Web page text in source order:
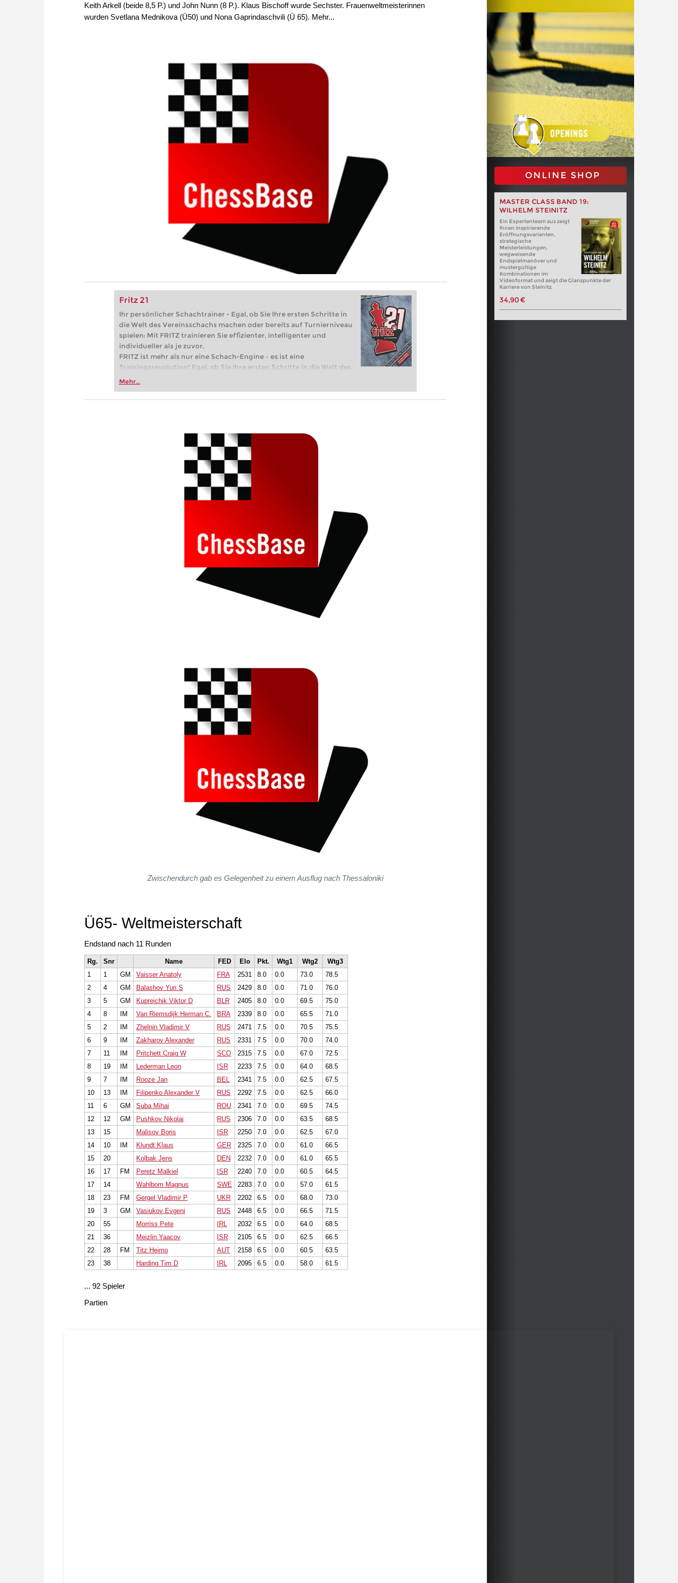
Keith Arkell (beide 8,5 P.) und John Nunn (8 P.). Klaus Bischoff wurde Sechster. Frauenweltmeisterinnen
wurden Svetlana Mednikova (Ü50) und Nona Gaprindaschvili (Ü 65). Mehr...
Fritz 21
Ihr persönlicher Schachtrainer - Egal, ob Sie Ihre ersten Schritte in
die Welt des Vereinsschachs machen oder bereits auf Turnierniveau
spielen: Mit FRITZ trainieren Sie effizienter, intelligenter und
individueller als je zuvor.
FRITZ ist mehr als nur eine Schach-Engine – es ist eine
Trainingsrevolution! Egal, ob Sie Ihre ersten Schritte in die Welt des
Vereinsschachs machen oder bereits auf Turnierniveau spielen: Mit
zuvor.
Mehr...
ONLINE SHOP
MASTER CLASS BAND 19:
WILHELM STEINITZ
Ein Expertenteam aus zeigt
Ihnen inspirierende
Eröffnungsvarianten,
strategische
Meisterleistungen,
wegweisende
Endspielmanöver und
mustergültige
Kombinationen im
Videoformat und zeigt die Glanzpunkte der
Karriere von Steinitz.
34,90 €
Zwischendurch gab es Gelegenheit zu einem Ausflug nach Thessaloniki
Ü65- Weltmeisterschaft
Endstand nach 11 Runden
Rg. Snr Name FED Elo Pkt. Wtg1 Wtg2
Wtg3
1
1 GM Vaisser Anatoly FRA 2531 8.0 0.0 73.0
78.5
2
4 GM Balashov Yuri S RUS 2429 8.0 0.0 71.0
76.0
3
5 GM Kupreichik Viktor D BLR 2405 8.0 0.0 69.5
75.0
4
8 IM Van Riemsdijk Herman C. BRA 2339 8.0 0.0 65.5
71.0
5
2 IM Zhelnin Vladimir V RUS 2471 7.5 0.0 70.5
75.5
6
9 IM Zakharov Alexander RUS 2331 7.5 0.0 70.0
74.0
7
11 IM Pritchett Craig W SCO 2315 7.5 0.0 67.0
72.5
8
19 IM Lederman Leon ISR 2233 7.5 0.0 64.0
68.5
9
7 IM Rooze Jan BEL 2341 7.5 0.0 62.5
67.5
10
13 IM Filipenko Alexander V RUS 2292 7.5 0.0 62.5
66.0
11
6 GM Suba Mihai ROU 2341 7.0 0.0 69.5
74.5
12
12 GM Pushkov Nikolai RUS 2306 7.0 0.0 63.5
68.5
13
15 Malisov Boris ISR 2250 7.0 0.0 62.5
67.0
14
10 IM Klundt Klaus GER 2325 7.0 0.0 61.0
66.5
15
20 Kolbak Jens DEN 2232 7.0 0.0 61.0
65.5
16
17 FM Peretz Malkiel ISR 2240 7.0 0.0 60.5
64.5
17
14 Wahlbom Magnus SWE 2283 7.0 0.0 57.0
61.5
18
23 FM Gergel Vladimir P UKR 2202 6.5 0.0 68.0
73.0
19
3 GM Vasiukov Evgeni RUS 2448 6.5 0.0 66.5
71.5
20
55 Morriss Pete IRL 2032 6.5 0.0 64.0
68.5
21
36 Meizlin Yaacov ISR 2105 6.5 0.0 62.5
66.5
22
28 FM Titz Heimo AUT 2158 6.5 0.0 60.5
63.5
23
38 Harding Tim D IRL 2095 6.5 0.0 58.0 61.5
... 92 Spieler
Partien